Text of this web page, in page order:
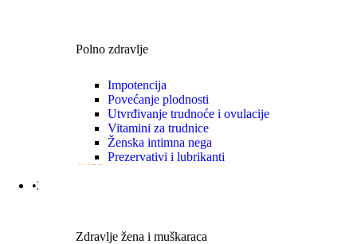
Polno zdravlje
Impotencija
Povećanje plodnosti
Utvrđivanje trudnoće i ovulacije
Vitamini za trudnice
Ženska intimna nega
Prezervativi i lubrikanti
VIŠE
•Zdravlje|Žena|Muškaraca
Zdravlje žena i muškaraca